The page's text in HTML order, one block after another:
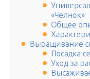
«Челнок»
Общее
Выращивание
Посадка
Уход за